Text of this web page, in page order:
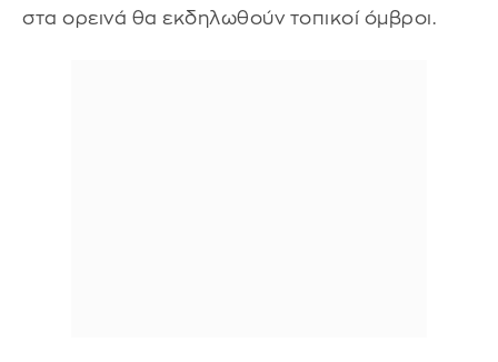
στα ορεινά θα εκδηλωθούν τοπικοί όμβροι.